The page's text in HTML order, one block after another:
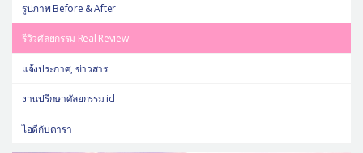
รูปภาพ Before & After
รีวิวศัลยกรรม Real Review
แจ้งประกาศ, ข่าวสาร
งานปรึกษาศัลยกรรม id
ไอดีกับดารา